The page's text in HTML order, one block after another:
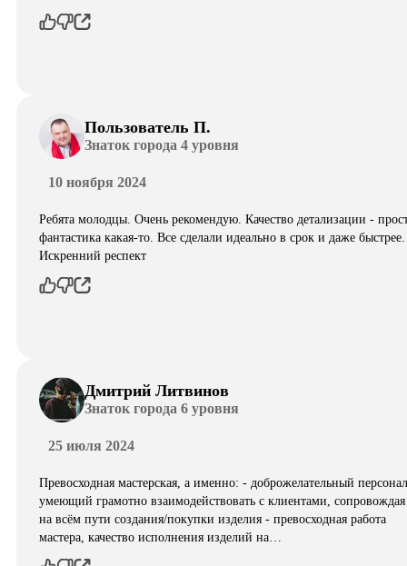
Пользователь П.
Знаток города 4 уровня
10 ноября 2024
Ребята молодцы. Очень рекомендую. Качество детализации -
фантастика какая-то. Все сделали идеально в срок и даже быстрее.
Искренний респект
Дмитрий Литвинов
Знаток города 6 уровня
25 июля 2024
Превосходная мастерская, а именно: - доброжелательный
умеющий грамотно взаимодействовать с клиентами,
на всём пути создания/покупки изделия - превосходная работа
мастера, качество исполнения изделий на…